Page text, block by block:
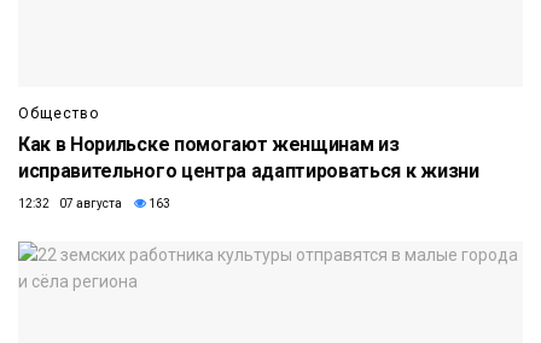
Общество
Как в Норильске помогают женщинам из
исправительного центра адаптироваться к жизни
12:32 07 августа 163